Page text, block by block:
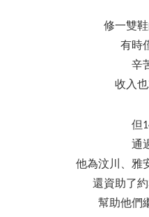
修一雙鞋
有時
辛
收入
但
通
他為汶川、雅
還資助了
幫助他們